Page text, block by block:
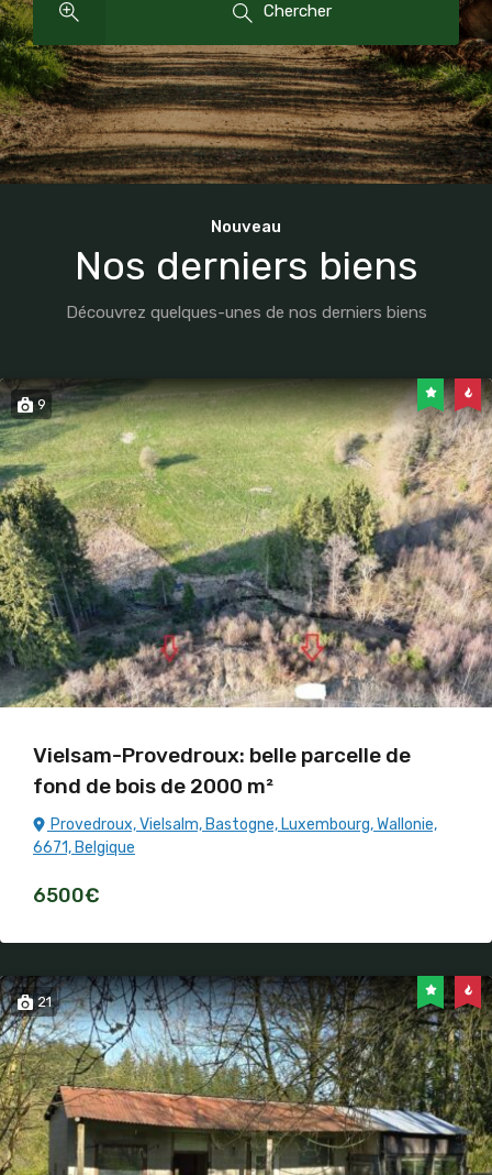
Chercher
Nouveau
Nos derniers biens
Découvrez quelques-unes de nos derniers biens
9
Vielsam-Provedroux: belle parcelle de
fond de bois de 2000 m²
Provedroux, Vielsalm, Bastogne, Luxembourg, Wallonie,
6671, Belgique
6500€
21